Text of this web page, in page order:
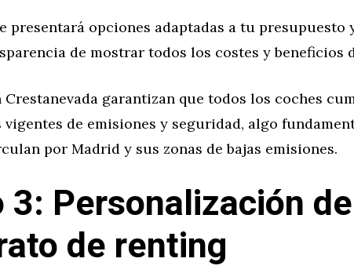
presentará opciones adaptadas a tu presupuesto
de mostrar todos los costes y beneficios
Crestanevada garantizan que todos los coches
vigentes de emisiones y seguridad, algo
por Madrid y sus zonas de bajas emisiones.
3: Personalización
de renting